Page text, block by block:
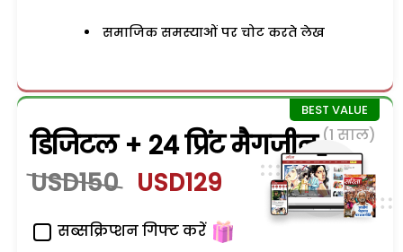
समाजिक समस्याओं पर चोट करते लेख
डिजिटल + 24 प्रिंट मैगजीन (1 साल)
USD150 USD129
सब्सक्रिप्शन गिफ्ट करें